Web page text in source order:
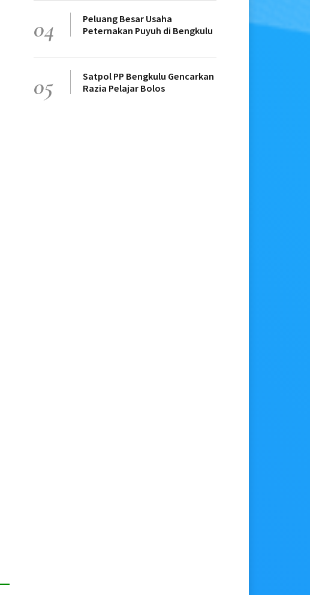
04
Peluang Besar Usaha
Peternakan Puyuh di Bengkulu
05
Satpol PP Bengkulu Gencarkan
Razia Pelajar Bolos